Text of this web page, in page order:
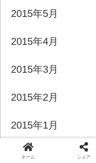
2015年5月
2015年4月
2015年3月
2015年2月
2015年1月
2014年12月
ホーム シェア